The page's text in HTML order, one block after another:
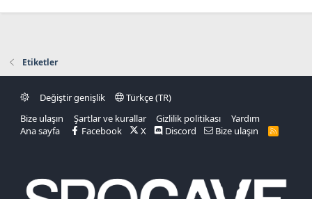
Etiketler
Değiştir genişlik
Türkçe (TR)
Bize ulaşın
Şartlar ve kurallar Gizlilik politikası
Yardım
Ana sayfa
Facebook X Discord Bize ulaşın
R
S